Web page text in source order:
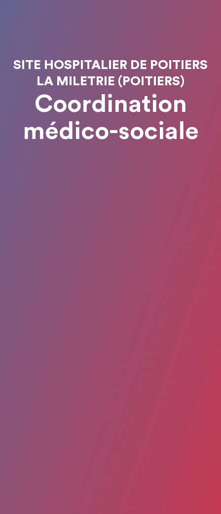
SITE HOSPITALIER DE POITIERS
LA MILETRIE (POITIERS)
Coordination
médico-sociale